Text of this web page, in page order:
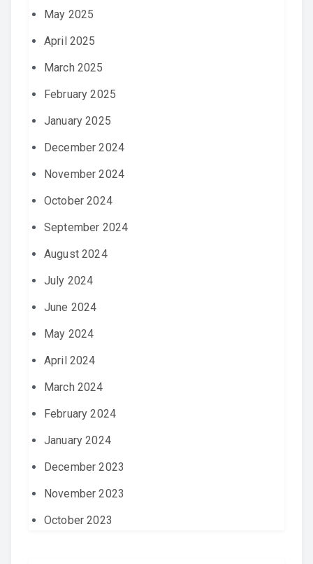
May 2025
April 2025
March 2025
February 2025
January 2025
December 2024
November 2024
October 2024
September 2024
August 2024
July 2024
June 2024
May 2024
April 2024
March 2024
February 2024
January 2024
December 2023
November 2023
October 2023